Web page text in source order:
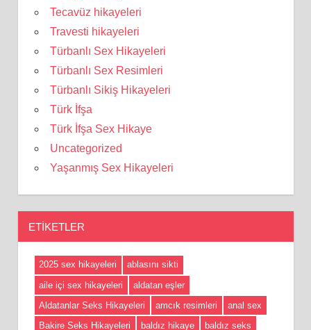
Tecavüz hikayeleri
Travesti hikayeleri
Türbanlı Sex Hikayeleri
Türbanlı Sex Resimleri
Türbanlı Sikiş Hikayeleri
Türk İfşa
Türk İfşa Sex Hikaye
Uncategorized
Yaşanmış Sex Hikayeleri
ETIKETLER
2025 sex hikayeleri
ablasını sikti
aile içi sex hikayeleri
aldatan eşler
Aldatanlar Seks Hikayeleri
amcık resimleri
anal sex
Bakire Seks Hikayeleri
baldız hikaye
baldız seks